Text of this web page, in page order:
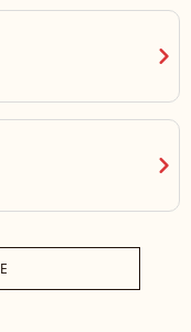
chevron_right
chevron_right